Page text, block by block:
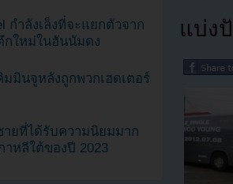
แบ่ง
กำลังเล็งที่จะแยกตัวจาก
ใหม่ในฮันนัมดง
มินจูหลังถูกพวกเฮดเตอร์
ยที่ได้รับความนิยมมาก
าหลีใต้ของปี 2023